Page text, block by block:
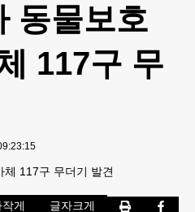
동물보호
117구 무
체 117구 무더기 발견
게 글자크게